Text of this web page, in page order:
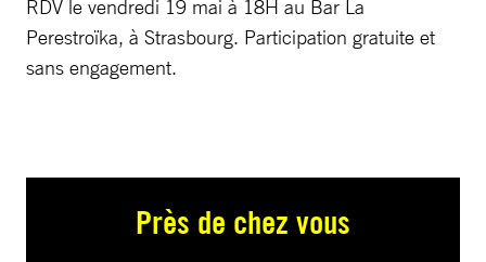
RDV le vendredi 19 mai à 18H au Bar La
Perestroïka, à Strasbourg. Participation gratuite et
sans engagement.
Près de chez vous